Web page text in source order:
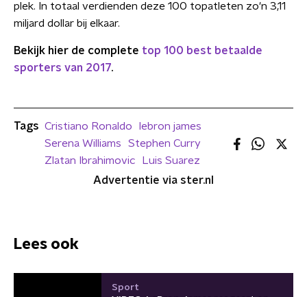
plek. In totaal verdienden deze 100 topatleten zo'n 3,11
miljard dollar bij elkaar.
Bekijk hier de complete top 100 best betaalde
sporters van 2017.
Tags Cristiano Ronaldo
lebron james
Serena Williams
Stephen Curry
Zlatan Ibrahimovic
Luis Suarez
Advertentie via ster.nl
Lees ook
Sport